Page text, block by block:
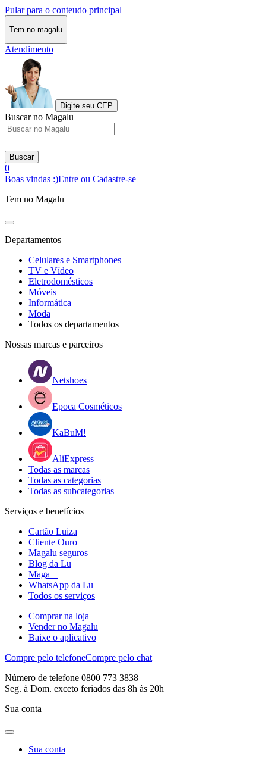
Pular para o conteudo principal
Tem no magalu
Atendimento
Digite seu CEP
Buscar no Magalu
Buscar
0
Boas vindas :)Entre ou Cadastre-se
Tem no Magalu
Departamentos
Celulares e Smartphones
TV e Vídeo
Eletrodomésticos
Móveis
Informática
Moda
Todos os departamentos
Nossas marcas e parceiros
Netshoes
Epoca Cosméticos
KaBuM!
AliExpress
Todas as marcas
Todas as categorias
Todas as subcategorias
Serviços e benefícios
Cartão Luiza
Cliente Ouro
Magalu seguros
Blog da Lu
Maga +
WhatsApp da Lu
Todos os serviços
Comprar na loja
Vender no Magalu
Baixe o aplicativo
Compre pelo telefoneCompre pelo chat
Número de telefone 0800 773 3838
Seg. à Dom. exceto feriados das 8h às 20h
Sua conta
Sua conta